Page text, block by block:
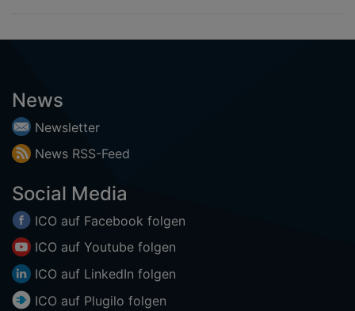
News
Newsletter
News RSS-Feed
Social Media
ICO auf Facebook folgen
ICO auf Youtube folgen
ICO auf LinkedIn folgen
ICO auf Plugilo folgen